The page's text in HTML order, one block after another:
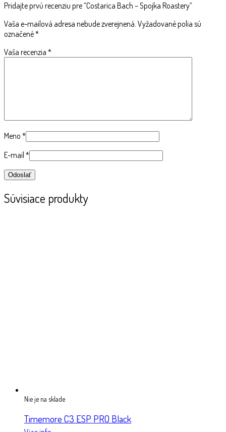
Pridajte prvú recenziu pre “Costarica Bach – Spojka Roastery”
Vaša e-mailová adresa nebude zverejnená. Vyžadované polia sú
označené*
Vaša recenzia *
Meno *
E-mail *
Súvisiace produkty
Nie je na sklade
Timemore C3 ESP PRO Black